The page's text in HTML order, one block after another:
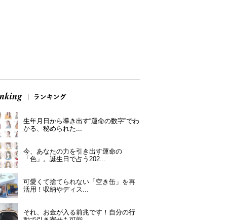
生年月日から導き出す“運命の数字”でわ
かる、秘められた...
今、あなたの力を引き出す運命の
「色」。誕生日で占う202...
可愛くて捨てられない「空き缶」を再
活用！収納やディス...
それ、お金が入る前兆です！自分の行